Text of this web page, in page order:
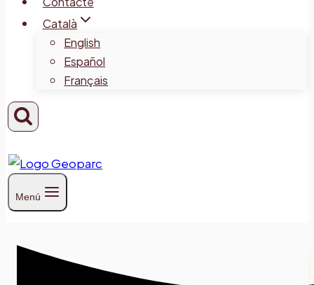
Català
English
Español
Français
Menú